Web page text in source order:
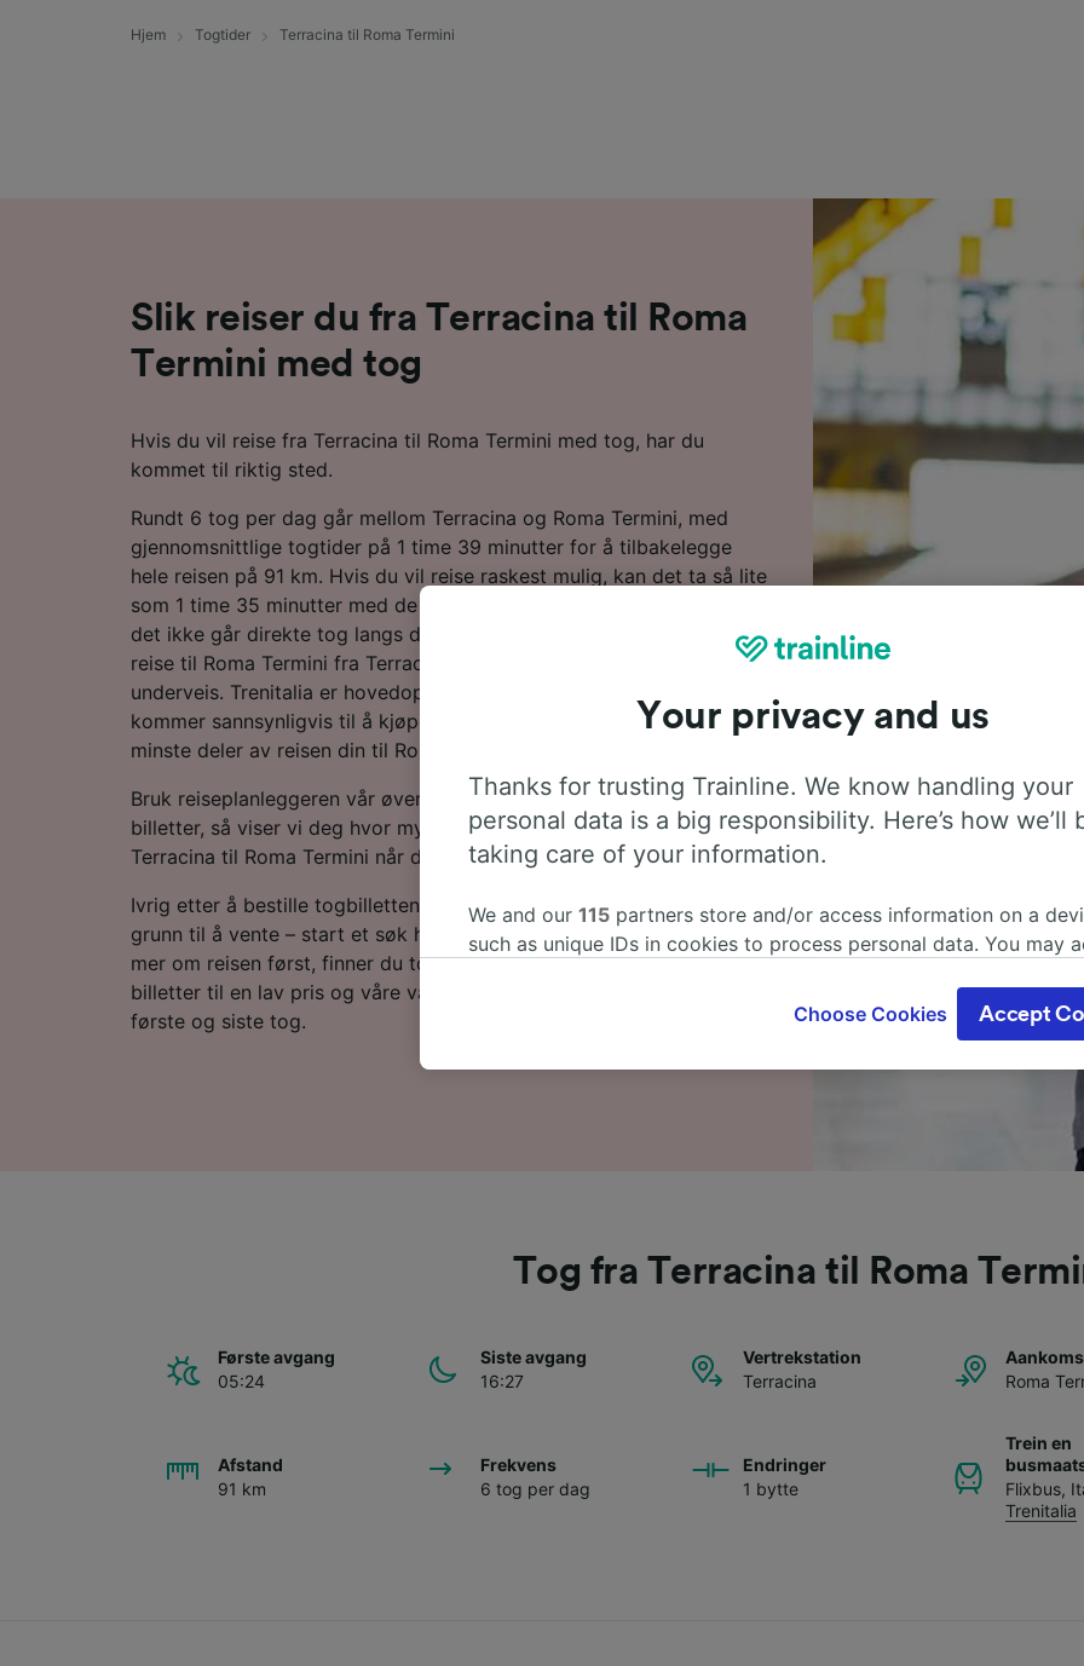
Hjem Togtider Terracina til Roma Termini
Slik reiser du fra Terracina til Roma
Termini med tog
Hvis du vil reise fra Terracina til Roma Termini med tog, har du
kommet til riktig sted.
Rundt 6 tog per dag går mellom Terracina og Roma Termini, med
gjennomsnittlige togtider på 1 time 39 minutter for å tilbakelegge
hele reisen på 91 km. Hvis du vil reise raskest mulig, kan det ta så lite
som 1 time 35 minutter med de mest effektive tjenestene. Selv om
det ikke går direkte tog langs denne linjen, er det likevel enkelt å
reise til Roma Termini fra Terracina. Du må bare foreta 1 bytte
underveis. Trenitalia er hovedoperatøren langs denne ruten, så du
kommer sannsynligvis til å kjøpe billetter fra dem for hele eller i det
minste deler av reisen din til Roma Termini.
Bruk reiseplanleggeren vår øverst på siden for å søke etter billige
billetter, så viser vi deg hvor mye du kan spare på togbilletter fra
Terracina til Roma Termini når du bestiller på forhånd.
Ivrig etter å bestille togbillettene dine til Roma Termini? Det er ingen
grunn til å vente – start et søk hos oss i dag! Hvis du vil finne ut litt
mer om reisen først, finner du togtider nedenfor, tips om å bestille
billetter til en lav pris og våre vanlige spørsmål, inkludert dagens
første og siste tog.
Tog fra Terracina til Roma
Første avgang
05:24
Siste avgang
16:27
Vertrekstation
Terracina
Roma
Afstand
91 km
Frekvens
6 tog per dag
Endringer
1 bytte
Trein en
Flixbus,
Trenitalia
Your privacy and us
Thanks for trusting Trainline. We know handling your
personal data is a big responsibility. Here’s how we’ll
taking care of your information.
We and our 115 partners store and/or access information on a
such as unique IDs in cookies to process personal data. You may
where legitimate interest is used, or at any time in the privacy
These choices will be signaled to our partners and will not affect
Use precise geolocation data. Actively scan device
List of Partners
Choose Cookies Accept